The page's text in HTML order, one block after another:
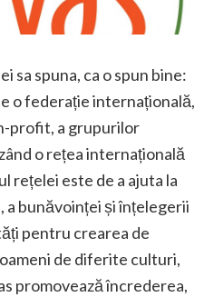
sa spuna, ca o spun bine:
o federație internațională,
profit, a grupurilor
o rețea internațională
rețelei este de a ajuta la
a bunăvoinței și înțelegerii
pentru crearea de
de diferite culturi,
promovează încrederea,